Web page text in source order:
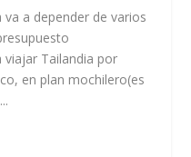
a depender de varios
Tailandia por
en plan mochilero(es